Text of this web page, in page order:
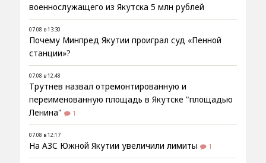
военнослужащего из Якутска 5 млн рублей
07.08 в 13:30
Почему Минпред Якутии проиграл суд «Пенной
станции»?
07.08 в 12:48
Трутнев назвал отремонтированную и
переименованную площадь в Якутске "площадью
Ленина"
1
07.08 в 12:17
На АЗС Южной Якутии увеличили лимиты 1